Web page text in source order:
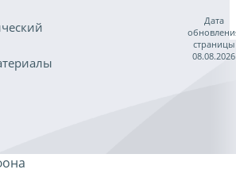
Дата
страницы
08.08.2026